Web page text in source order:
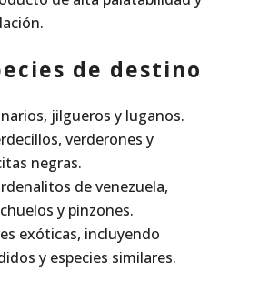
de destino
jilgueros y luganos.
verderones y
negras.
de venezuela,
y pinzones.
exóticas, incluyendo
y especies similares.